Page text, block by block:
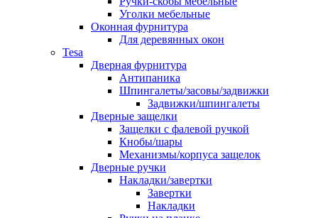
Уголки мебельные
Оконная фурнитура
Для деревянных окон
Tesa
Дверная фурнитура
Антипаника
Шпингалеты/засовы/задвижки
Задвижки/шпингалеты
Дверные защелки
Защелки с фалевой ручкой
Кнобы/шары
Механизмы/корпуса защелок
Дверные ручки
Накладки/завертки
Завертки
Накладки